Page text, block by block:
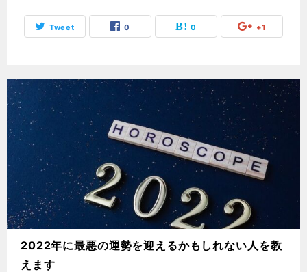
Tweet 0 0 +1
2022年に最悪の運勢を迎えるかもしれない人を教
えます